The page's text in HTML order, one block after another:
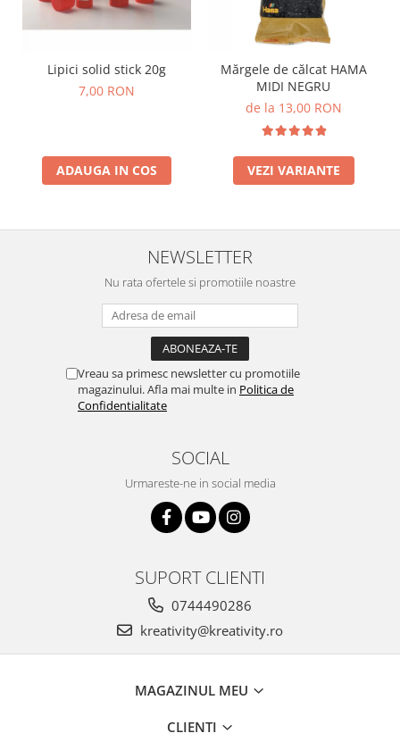
Matematica
Pregătirea scrierii de mână
Secventialitate
Mărgele de călcat HAMA
Hama Maxi Sticks
Mărgele HAMA MIDI
Perceperea timpului - TimeTimer
Stimulare senzoriala
Stimulare auditiva
Stimulare tactila
Stimulare vizuala
Lipici solid stick 20g
7,00 RON
ADAUGA IN COS
Mărgele de călcat HAMA
MIDI NEGRU
de la 13,00 RON
VEZI VARIANTE
NEWSLETTER
Nu rata ofertele si promotiile noastre
Vreau sa primesc newsletter cu promotiile
magazinului. Afla mai multe in Politica de
Confidentialitate
SOCIAL
Urmareste-ne in social media
SUPORT CLIENTI
0744490286
kreativity@kreativity.ro
MAGAZINUL MEU
CLIENTI